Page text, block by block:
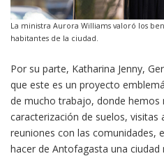
La ministra Aurora Williams valoró los
habitantes de la ciudad.
Por su parte, Katharina Jenny,
que este es un proyecto
de mucho trabajo, donde hemos
caracterización de suelos, visitas
reuniones con las comunidades,
hacer de Antofagasta una ciudad